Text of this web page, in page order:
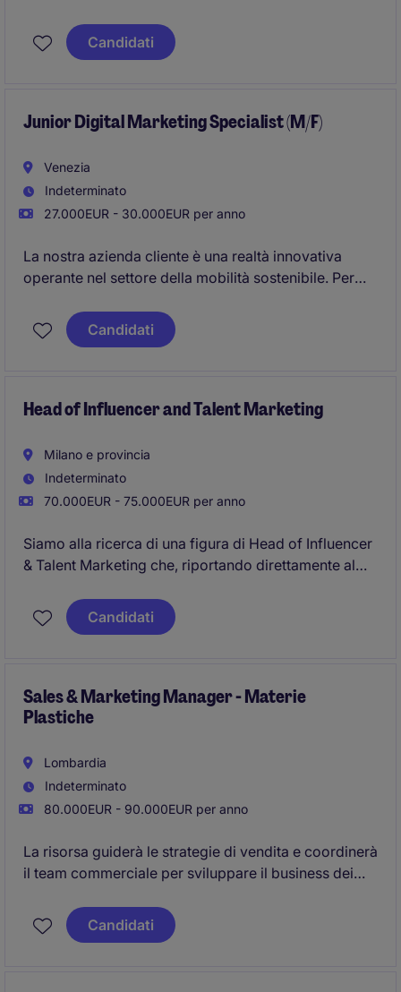
Candidati
Junior Digital Marketing Specialist (M/F)
Venezia
Indeterminato
27.000EUR - 30.000EUR per anno
La nostra azienda cliente è una realtà innovativa
operante nel settore della mobilità sostenibile. Per
un Junior Digital Marketing Specialist (M/F) che, dalla
sede di Venezia Marghera, gestirà le attività di
Candidati
Head of Influencer and Talent Marketing
Milano e provincia
Indeterminato
70.000EUR - 75.000EUR per anno
Siamo alla ricerca di una figura di Head of Influencer
& Talent Marketing che, riportando direttamente al
operativa della divisione. Questa posizione agirà
come guida per il team, come partner strategico per i
Candidati
Sales & Marketing Manager - Materie
Plastiche
Lombardia
Indeterminato
80.000EUR - 90.000EUR per anno
La risorsa guiderà le strategie di vendita e coordinerà
il team commerciale per sviluppare il business dei
Candidati